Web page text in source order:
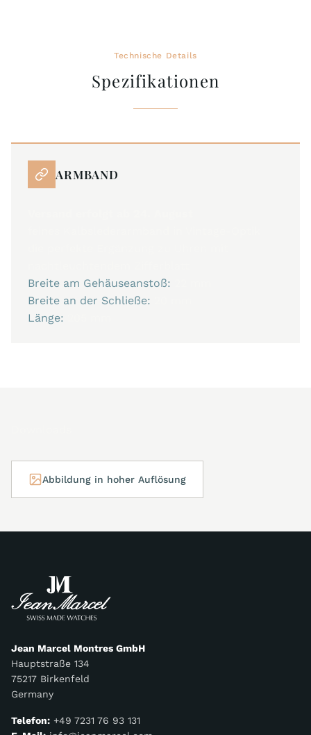
Technische Details
Spezifikationen
ARMBAND
Breite am Gehäuseanstoß:
Breite an der Schließe:
Länge:
Abbildung in hoher Auflösung
Jean Marcel Montres GmbH
Hauptstraße 134
75217 Birkenfeld
Germany
Telefon: +49 7231 76 93 131